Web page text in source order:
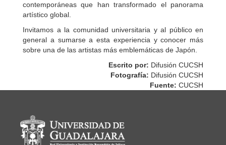
contemporáneas que han transformado el panorama
artístico global.
Invitamos a la comunidad universitaria y al público en
general a sumarse a esta experiencia y conocer más
sobre una de las artistas más emblemáticas de Japón.
Escrito por: Difusión CUCSH
Fotografía: Difusión CUCSH
Fuente: CUCSH
Información del portal